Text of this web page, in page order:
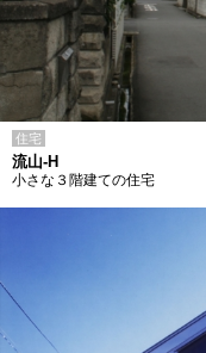
住宅
流山-H
小さな３階建ての住宅